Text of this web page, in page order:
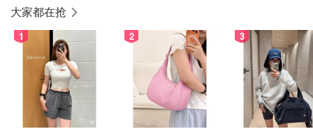
大家都在抢
1 2 3